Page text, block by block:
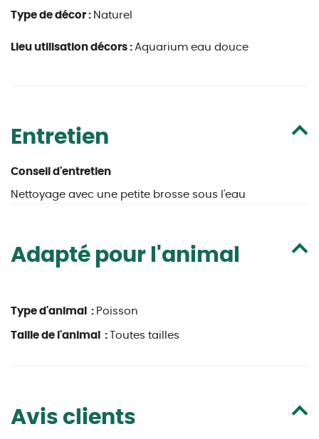
Type de décor : Naturel
Lieu utilisation décors : Aquarium eau douce
Entretien
Conseil d'entretien
Nettoyage avec une petite brosse sous l'eau
Adapté pour l'animal
Type d'animal : Poisson
Taille de l'animal : Toutes tailles
Avis clients